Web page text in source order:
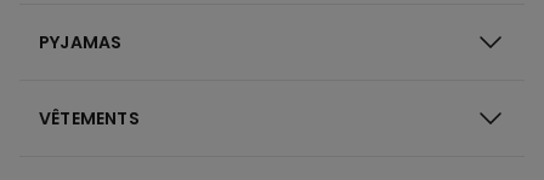
PYJAMAS
VÊTEMENTS